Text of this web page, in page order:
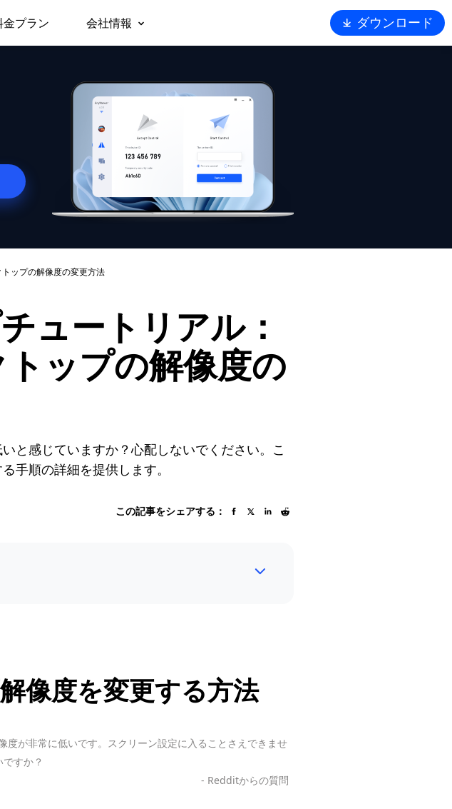
対応デバイス
リモートデバイスにアクセス
ワイヤレスに画面を共有
送
でファイルを高速転送
ーモード
面を一度にまとめて管理
設定でユーザー管理を効率化
金プラン 会社情報
サポート
セキュリティ
AnyViewerを選ぶ理由
ダウンロード
ップの解像度の変更方法
ュートリアル：
ップの解像度の
と感じていますか？心配しないでください。こ
手順の詳細を提供します。
この記事をシェアする：
像度を変更する方法
が非常に低いです。スクリーン設定に入ることさえできませ
すか？
- Redditからの質問